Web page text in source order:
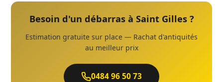
Besoin d'un débarras à Saint Gilles ?
Estimation gratuite sur place — Rachat d'antiquités
au meilleur prix
0484 96 50 73